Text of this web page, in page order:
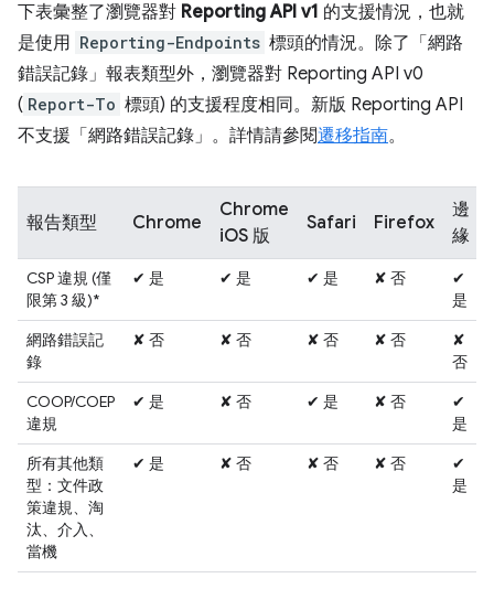
下表彙整了瀏覽器對 Reporting API v1 的支援情況，也就
是使用 Reporting-Endpoints 標頭的情況。除了「網路
錯誤記錄」報表類型外，瀏覽器對 Reporting API v0
( Report-To 標頭) 的支援程度相同。新版 Reporting API
不支援「網路錯誤記錄」。詳情請參閱遷移指南。
報告類型 Chrome
Chrome
iOS 版
Safari Firefox
邊
緣
CSP 違規 (僅
限第 3 級)*
✔ 是 ✔ 是 ✔ 是 ✘ 否
✔
是
網路錯誤記
錄
✘ 否 ✘ 否 ✘ 否 ✘ 否
✘
否
COOP/COEP
違規
✔ 是 ✘ 否 ✔ 是 ✘ 否
✔
是
所有其他類
型：文件政
策違規、淘
汰、介入、
當機
✔ 是 ✘ 否 ✘ 否 ✘ 否
✔
是